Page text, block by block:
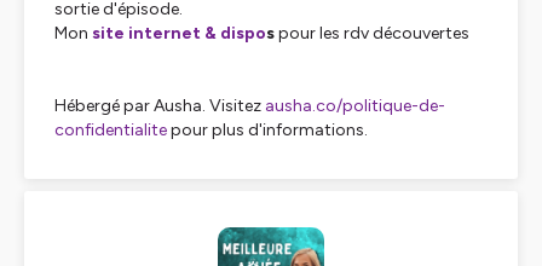
sortie d'épisode.
Mon site internet & dispospour les rdv découvertes
Hébergé par Ausha. Visitez ausha.co/politique-de-
confidentialitepour plus d'informations.